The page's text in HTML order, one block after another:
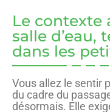
Le contexte
salle d’eau,
dans les
Vous allez le sentir
du cadre du
désormais. Elle